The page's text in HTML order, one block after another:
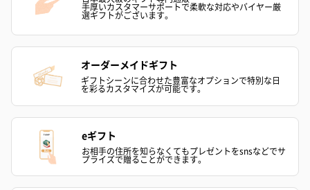
手厚いカスタマーサポートで柔軟な対応やバイヤー厳
選ギフトがございます。
オーダーメイドギフト
ギフトシーンに合わせた豊富なオプションで特別な日
を彩るカスタマイズが可能です。
eギフト
お相手の住所を知らなくてもプレゼントをsnsなどでサ
プライズで贈ることができます。